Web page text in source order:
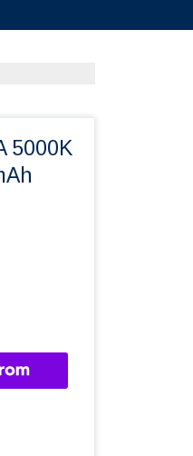
5000K